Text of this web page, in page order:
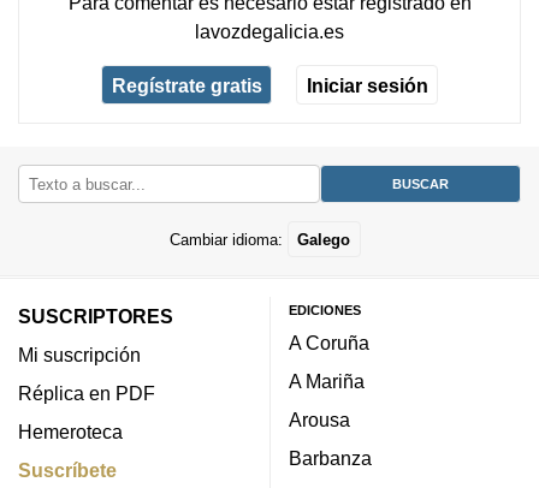
lavozdegalicia.es
Regístrate gratis Iniciar sesión
Cambiar idioma: Galego
SUSCRIPTORES
Mi suscripción
Réplica en PDF
Hemeroteca
Suscríbete
EDICIONES
A Coruña
A Mariña
Arousa
Barbanza